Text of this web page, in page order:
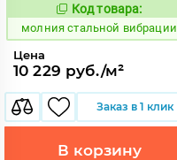
1012010
Код товара:
молния стальной вибрации
Цена
10 229 руб./м²
Заказ в 1 клик
В корзину